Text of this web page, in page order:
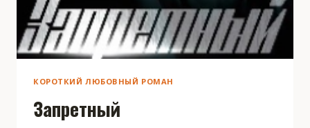
КОРОТКИЙ ЛЮБОВНЫЙ РОМАН
Запретный